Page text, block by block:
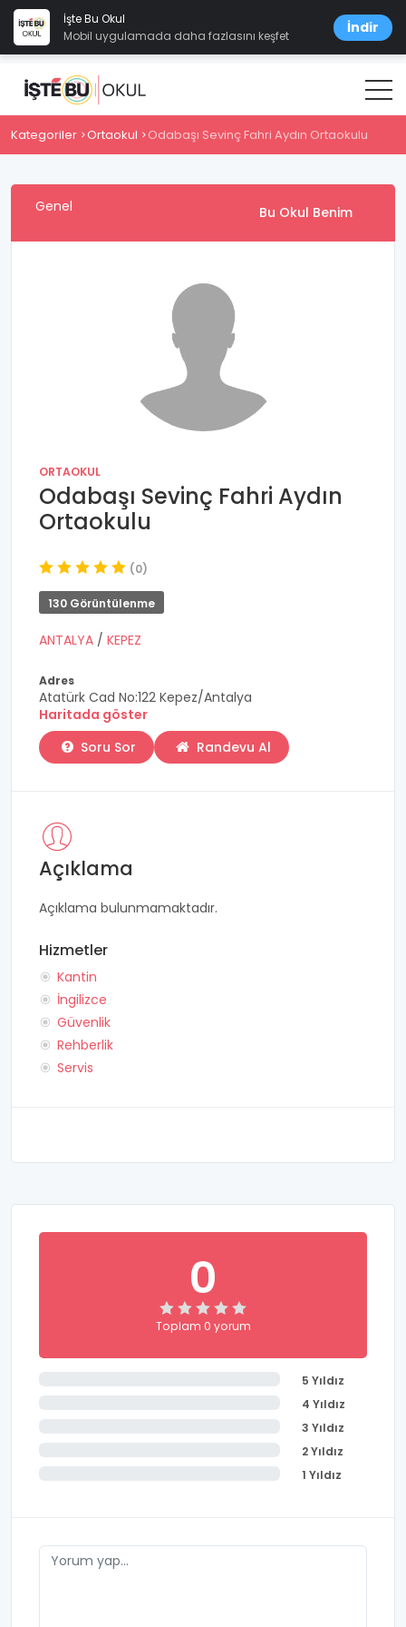
İşte Bu Okul
Mobil uygulamada daha fazlasını keşfet
İndir
Kategoriler Ortaokul Odabaşı Sevinç Fahri Aydın Ortaokulu
Genel Bu Okul Benim
ORTAOKUL
Odabaşı Sevinç Fahri Aydın
Ortaokulu
(0)
130 Görüntülenme
ANTALYA / KEPEZ
Adres
Atatürk Cad No:122 Kepez/Antalya
Haritada göster
Soru Sor
Randevu Al
Açıklama
Açıklama bulunmamaktadır.
Hizmetler
Kantin
İngilizce
Güvenlik
Rehberlik
Servis
0
Toplam 0 yorum
5 Yıldız
4 Yıldız
3 Yıldız
2 Yıldız
1 Yıldız